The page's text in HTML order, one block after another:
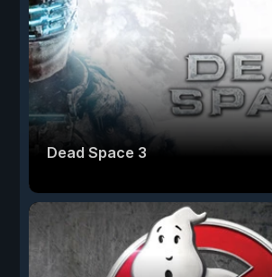
Dead Space 3